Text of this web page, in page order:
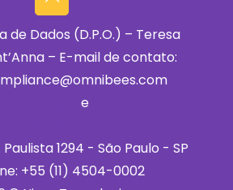
de Dados (D.P.O.) – Teresa
– E-mail de contato:
e
1294 - São Paulo - SP
+55 (11) 4504-0002